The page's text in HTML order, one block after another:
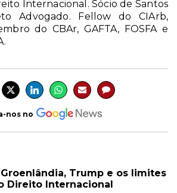
Internacional. Sócio de Santos
Advogado. Fellow do CIArb,
do CBAr, GAFTA, FOSFA e
nos no
Trump e os limites
Direito Internacional